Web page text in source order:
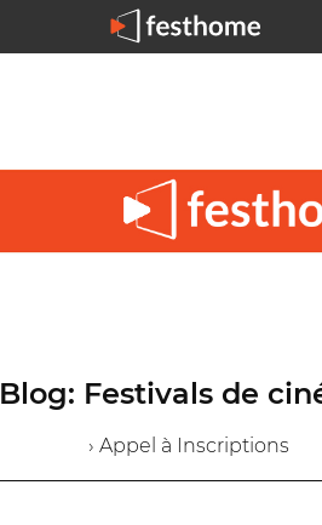
Blog: Festivals de
› Appel à Inscriptions